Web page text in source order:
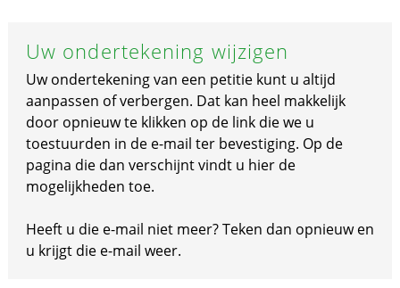
Uw ondertekening wijzigen
Uw ondertekening van een petitie kunt u altijd
aanpassen of verbergen. Dat kan heel makkelijk
door opnieuw te klikken op de link die we u
toestuurden in de e-mail ter bevestiging. Op de
pagina die dan verschijnt vindt u hier de
mogelijkheden toe.
Heeft u die e-mail niet meer? Teken dan opnieuw en
u krijgt die e-mail weer.